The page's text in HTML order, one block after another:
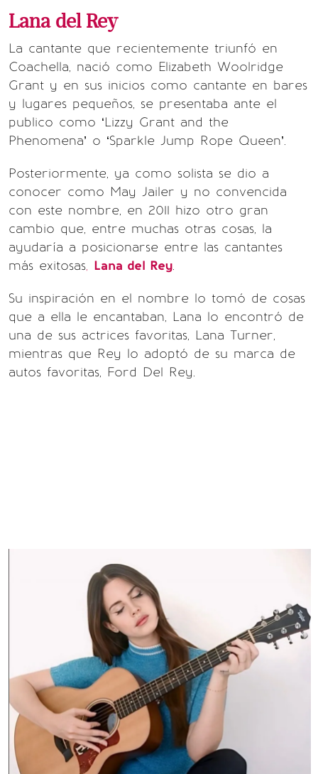
Lana del Rey
La cantante que recientemente triunfó en
Coachella, nació como Elizabeth Woolridge
Grant y en sus inicios como cantante en bares
y lugares pequeños, se presentaba ante el
publico como ‘Lizzy Grant and the
Phenomena’ o ‘Sparkle Jump Rope Queen’.
Posteriormente, ya como solista se dio a
conocer como May Jailer y no convencida
con este nombre, en 2011 hizo otro gran
cambio que, entre muchas otras cosas, la
ayudaría a posicionarse entre las cantantes
más exitosas, Lana del Rey.
Su inspiración en el nombre lo tomó de cosas
que a ella le encantaban, Lana lo encontró de
una de sus actrices favoritas, Lana Turner,
mientras que Rey lo adoptó de su marca de
autos favoritas, Ford Del Rey.